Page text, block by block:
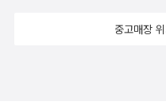
은 아니므로, 듣는 사람 입장
억에 없네. 그러니 여전히 달
분간 나치 이야기는 외면하
중고매장